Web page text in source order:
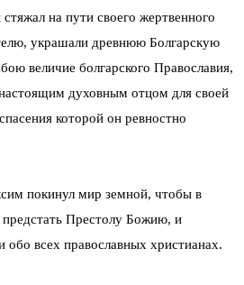
на пути своего жертвенного
украшали древнюю Болгарскую
величие болгарского Православия,
духовным отцом для своей
которой он ревностно
покинул мир земной, чтобы в
предстать Престолу Божию, и
обо всех православных христианах.